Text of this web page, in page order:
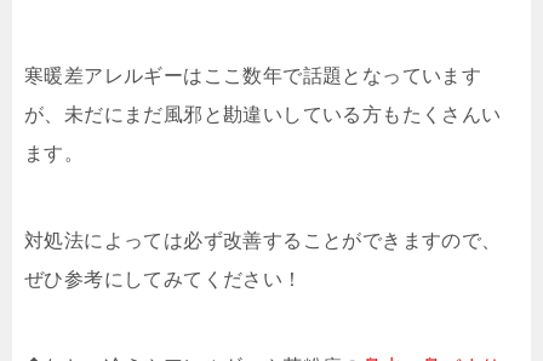
寒暖差アレルギーはここ数年で話題となっています
が、未だにまだ風邪と勘違いしている方もたくさんい
ます。
対処法によっては必ず改善することができますので、
ぜひ参考にしてみてください！